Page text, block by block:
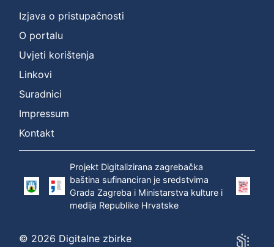
Izjava o pristupačnosti
O portalu
Uvjeti korištenja
Linkovi
Suradnici
Impressum
Kontakt
Projekt Digitalizirana zagrebačka
baština sufinanciran je sredstvima
Grada Zagreba i Ministarstva kulture i
medija Republike Hrvatske
© 2026 Digitalne zbirke